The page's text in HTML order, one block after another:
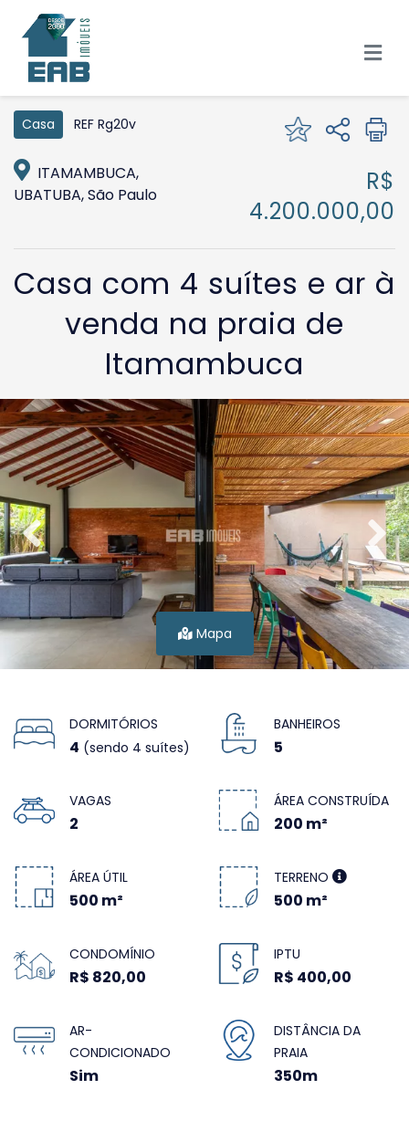
Casa REF Rg20v
ITAMAMBUCA,
UBATUBA, São Paulo
R$
4.200.000,00
Casa com 4 suítes e ar à
venda na praia de
Itamambuca
Mapa
DORMITÓRIOS
4 (sendo 4 suítes)
BANHEIROS
5
VAGAS
2
ÁREA CONSTRUÍDA
200 m²
ÁREA ÚTIL
500 m²
TERRENO
500 m²
CONDOMÍNIO
R$ 820,00
IPTU
R$ 400,00
AR-
CONDICIONADO
Sim
DISTÂNCIA DA
PRAIA
350m